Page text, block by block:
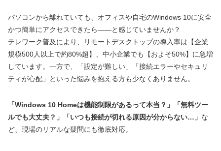
パソコンから離れていても、オフィスや自宅のWindows 10に安全
かつ簡単にアクセスできたら――と感じていませんか？
テレワーク普及により、リモートデスクトップの導入率は【企業
規模500人以上で約80%超】、中小企業でも【およそ50%】に急増
しています。一方で、「設定が難しい」「接続エラーやセキュリ
ティが心配」といった悩みを抱える方も少なくありません。
「Windows 10 Homeは機能制限があるって本当？」「無料ツー
ルでも大丈夫？」「いつも接続が切れる原因が分からない…」 な
ど、現場のリアルな疑問にも徹底対応。